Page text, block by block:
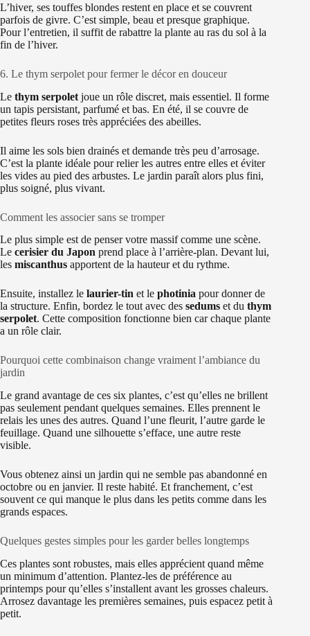
L’hiver, ses touffes blondes restent en place et se couvrent
parfois de givre. C’est simple, beau et presque graphique.
Pour l’entretien, il suffit de rabattre la plante au ras du sol à la
fin de l’hiver.
6. Le thym serpolet pour fermer le décor en douceur
Le thym serpolet joue un rôle discret, mais essentiel. Il forme
un tapis persistant, parfumé et bas. En été, il se couvre de
petites fleurs roses très appréciées des abeilles.
Il aime les sols bien drainés et demande très peu d’arrosage.
C’est la plante idéale pour relier les autres entre elles et éviter
les vides au pied des arbustes. Le jardin paraît alors plus fini,
plus soigné, plus vivant.
Comment les associer sans se tromper
Le plus simple est de penser votre massif comme une scène.
Le cerisier du Japon prend place à l’arrière-plan. Devant lui,
les miscanthus apportent de la hauteur et du rythme.
Ensuite, installez le laurier-tin et le photinia pour donner de
la structure. Enfin, bordez le tout avec des sedums et du thym
serpolet. Cette composition fonctionne bien car chaque plante
a un rôle clair.
Pourquoi cette combinaison change vraiment l’ambiance du
jardin
Le grand avantage de ces six plantes, c’est qu’elles ne brillent
pas seulement pendant quelques semaines. Elles prennent le
relais les unes des autres. Quand l’une fleurit, l’autre garde le
feuillage. Quand une silhouette s’efface, une autre reste
visible.
Vous obtenez ainsi un jardin qui ne semble pas abandonné en
octobre ou en janvier. Il reste habité. Et franchement, c’est
souvent ce qui manque le plus dans les petits comme dans les
grands espaces.
Quelques gestes simples pour les garder belles longtemps
Ces plantes sont robustes, mais elles apprécient quand même
un minimum d’attention. Plantez-les de préférence au
printemps pour qu’elles s’installent avant les grosses chaleurs.
Arrosez davantage les premières semaines, puis espacez petit à
petit.